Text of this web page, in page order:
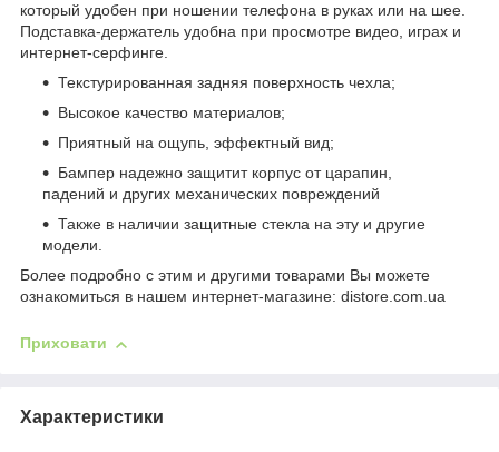
который удобен при ношении телефона в руках или на шее.
Подставка-держатель удобна при просмотре видео, играх и
интернет-серфинге.
Текстурированная задняя поверхность чехла;
Высокое качество материалов;
Приятный на ощупь, эффектный вид;
Бампер надежно защитит корпус от царапин,
падений и других механических повреждений
Также в наличии защитные стекла на эту и другие
модели.
Более подробно с этим и другими товарами Вы можете
ознакомиться в нашем интернет-магазине: distore.com.ua
Приховати
Характеристики